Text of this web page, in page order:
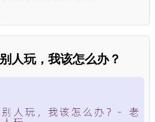
人玩，我该怎么办？